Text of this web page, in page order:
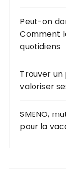
Peut-on
Comment
quotidiens
Trouver
valoriser
SMENO,
pour la